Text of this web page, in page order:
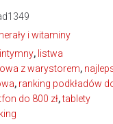
i witaminy
, listwa
z warystorem,
, ranking podkładów
do 800 zł,tablety